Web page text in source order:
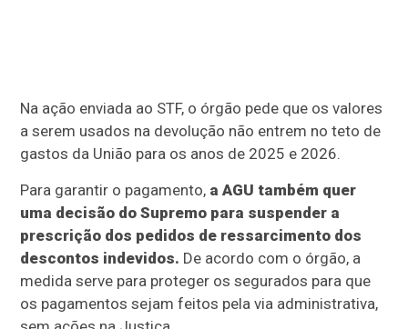
Na ação enviada ao STF, o órgão pede que os valores
a serem usados na devolução não entrem no teto de
gastos da União para os anos de 2025 e 2026.
Para garantir o pagamento, a AGU também quer
uma decisão do Supremo para suspender a
prescrição dos pedidos de ressarcimento dos
descontos indevidos. De acordo com o órgão, a
medida serve para proteger os segurados para que
os pagamentos sejam feitos pela via administrativa,